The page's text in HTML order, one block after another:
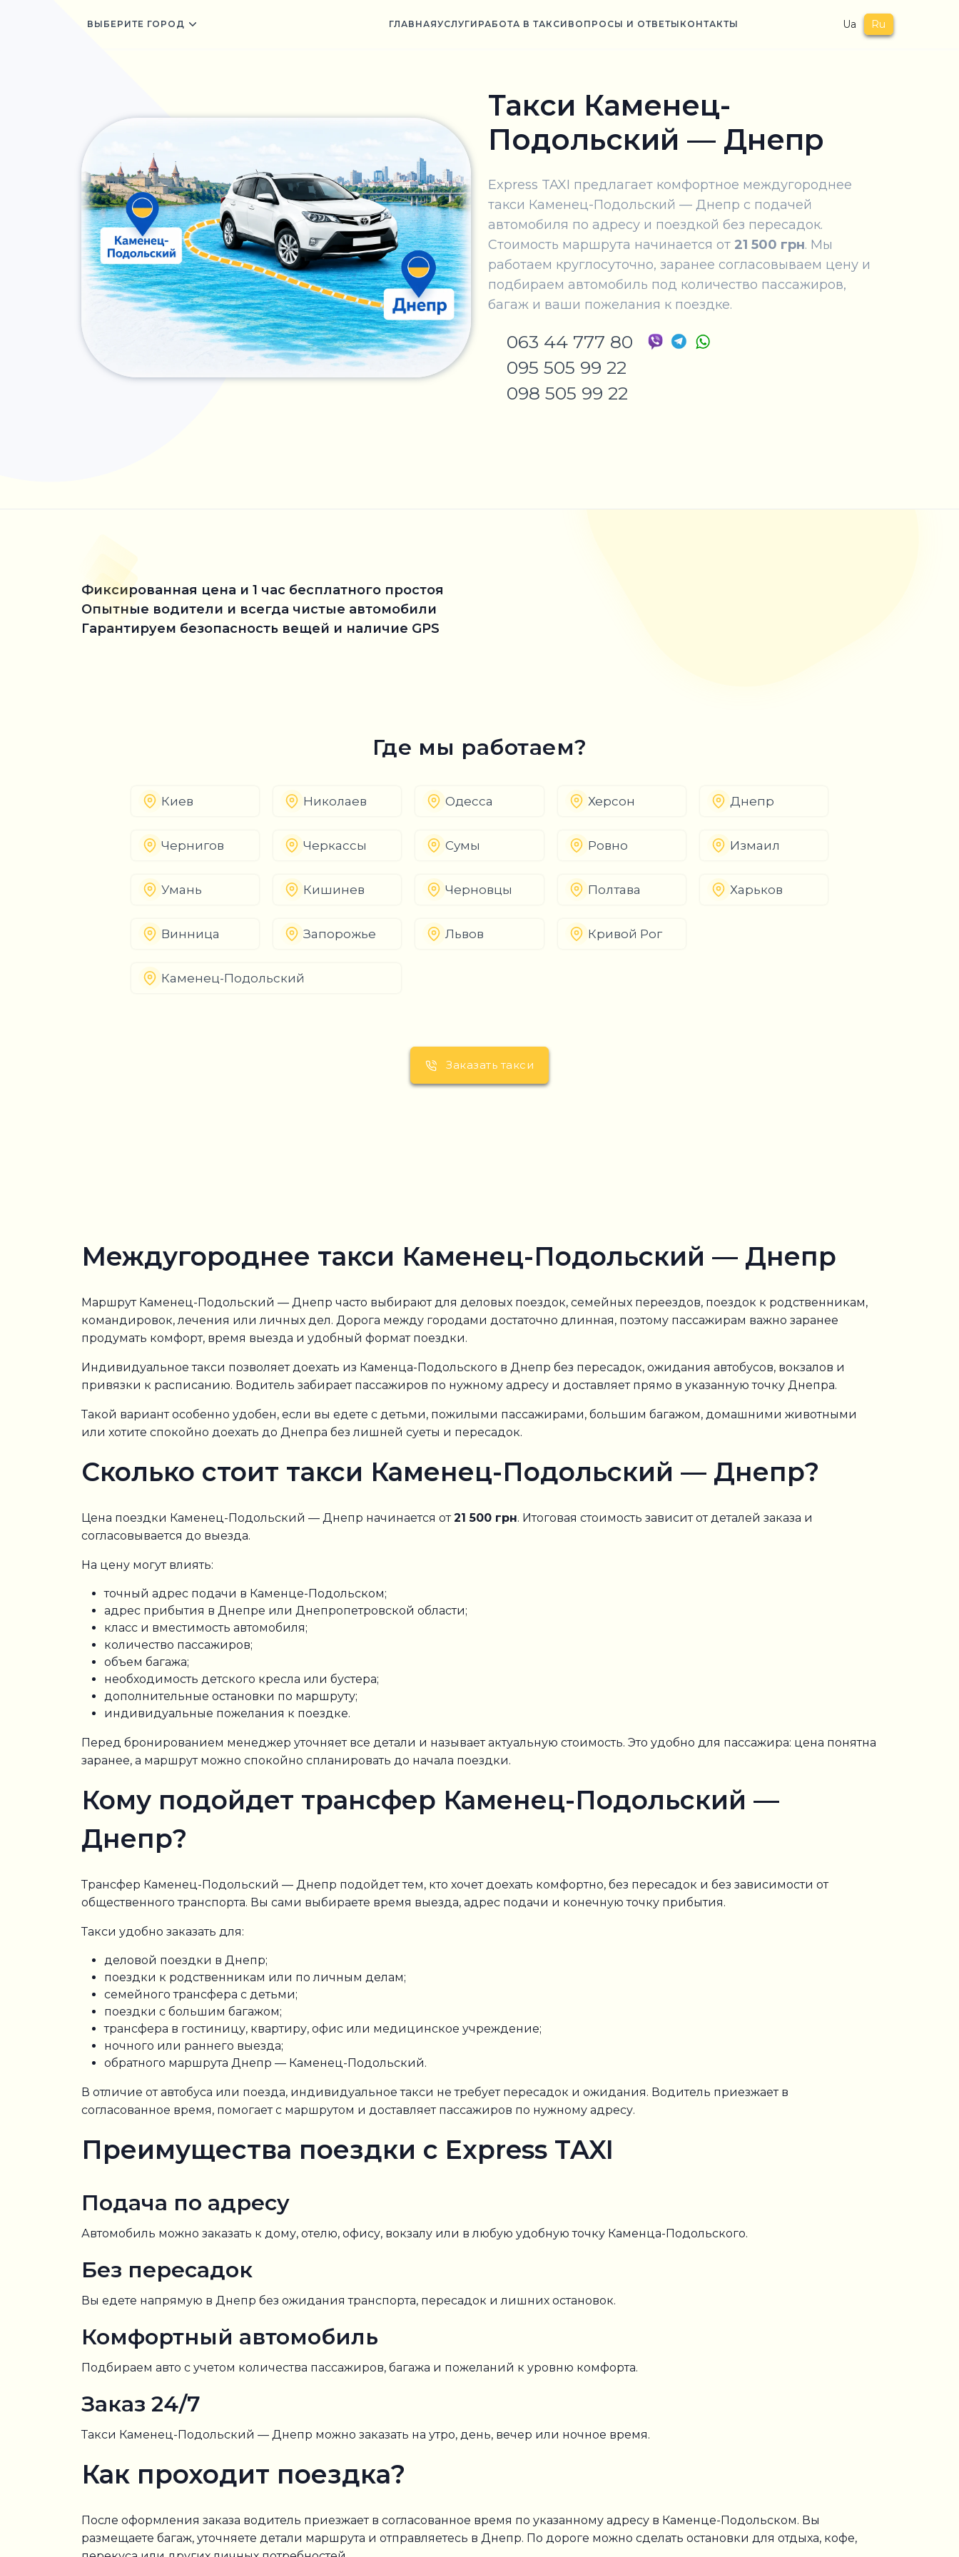
ВЫБЕРИТЕ ГОРОД ГЛАВНАЯУСЛУГИ РАБОТА В ТАКСИ ВОПРОСЫ И ОТВЕТЫ КОНТАКТЫ Ua Ru
Такси Каменец-
Подольский — Днепр
Express TAXI предлагает комфортное междугороднее
такси Каменец-Подольский — Днепр с подачей
автомобиля по адресу и поездкой без пересадок.
Стоимость маршрута начинается от 21 500 грн. Мы
работаем круглосуточно, заранее согласовываем цену и
подбираем автомобиль под количество пассажиров,
багаж и ваши пожелания к поездке.
063 44 777 80
095 505 99 22
098 505 99 22
Фиксированная цена и 1 час бесплатного простоя
Опытные водители и всегда чистые автомобили
Гарантируем безопасность вещей и наличие GPS
Где мы работаем?
Киев Николаев Одесса Херсон Днепр
Чернигов Черкассы Сумы Ровно Измаил
Умань Кишинев Черновцы Полтава Харьков
Винница Запорожье Львов Кривой Рог
Каменец-Подольский
Заказать такси
Междугороднее такси Каменец-Подольский — Днепр
Маршрут Каменец-Подольский — Днепр часто выбирают для деловых поездок, семейных переездов, поездок к родственникам,
командировок, лечения или личных дел. Дорога между городами достаточно длинная, поэтому пассажирам важно заранее
продумать комфорт, время выезда и удобный формат поездки.
Индивидуальное такси позволяет доехать из Каменца-Подольского в Днепр без пересадок, ожидания автобусов, вокзалов и
привязки к расписанию. Водитель забирает пассажиров по нужному адресу и доставляет прямо в указанную точку Днепра.
Такой вариант особенно удобен, если вы едете с детьми, пожилыми пассажирами, большим багажом, домашними животными
или хотите спокойно доехать до Днепра без лишней суеты и пересадок.
Сколько стоит такси Каменец-Подольский — Днепр?
Цена поездки Каменец-Подольский — Днепр начинается от21 500 грн. Итоговая стоимость зависит от деталей заказа и
согласовывается до выезда.
На цену могут влиять:
точный адрес подачи в Каменце-Подольском;
адрес прибытия в Днепре или Днепропетровской области;
класс и вместимость автомобиля;
количество пассажиров;
объем багажа;
необходимость детского кресла или бустера;
дополнительные остановки по маршруту;
индивидуальные пожелания к поездке.
Перед бронированием менеджер уточняет все детали и называет актуальную стоимость. Это удобно для пассажира: цена понятна
заранее, а маршрут можно спокойно спланировать до начала поездки.
Кому подойдет трансфер Каменец-Подольский —
Днепр?
Трансфер Каменец-Подольский — Днепр подойдет тем, кто хочет доехать комфортно, без пересадок и без зависимости от
общественного транспорта. Вы сами выбираете время выезда, адрес подачи и конечную точку прибытия.
Такси удобно заказать для:
деловой поездки в Днепр;
поездки к родственникам или по личным делам;
семейного трансфера с детьми;
поездки с большим багажом;
трансфера в гостиницу, квартиру, офис или медицинское учреждение;
ночного или раннего выезда;
обратного маршрута Днепр — Каменец-Подольский.
В отличие от автобуса или поезда, индивидуальное такси не требует пересадок и ожидания. Водитель приезжает в
согласованное время, помогает с маршрутом и доставляет пассажиров по нужному адресу.
Преимущества поездки с Express TAXI
Подача по адресу
Автомобиль можно заказать к дому, отелю, офису, вокзалу или в любую удобную точку Каменца-Подольского.
Без пересадок
Вы едете напрямую в Днепр без ожидания транспорта, пересадок и лишних остановок.
Комфортный автомобиль
Подбираем авто с учетом количества пассажиров, багажа и пожеланий к уровню комфорта.
Заказ 24/7
Такси Каменец-Подольский — Днепр можно заказать на утро, день, вечер или ночное время.
Как проходит поездка?
После оформления заказа водитель приезжает в согласованное время по указанному адресу в Каменце-Подольском. Вы
размещаете багаж, уточняете детали маршрута и отправляетесь в Днепр. По дороге можно сделать остановки для отдыха, кофе,